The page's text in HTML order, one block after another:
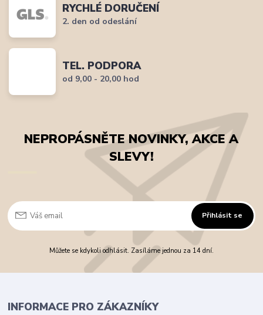
RYCHLÉ DORUČENÍ
2. den od odeslání
TEL. PODPORA
od 9,00 - 20,00 hod
NEPROPÁSNĚTE NOVINKY, AKCE A
SLEVY!
Přihlásit se
Můžete se kdykoli odhlásit. Zasíláme jednou za 14 dní.
INFORMACE PRO ZÁKAZNÍKY